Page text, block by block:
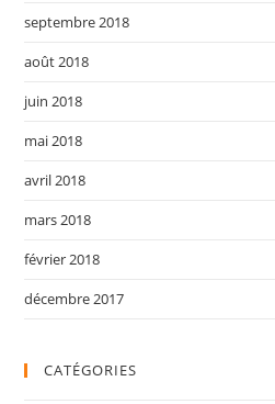
septembre 2018
août 2018
juin 2018
mai 2018
avril 2018
mars 2018
février 2018
décembre 2017
CATÉGORIES